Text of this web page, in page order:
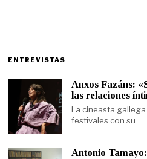
ENTREVISTAS
Anxos Fazáns:
las relaciones
La cineasta
festivales con su
Antonio